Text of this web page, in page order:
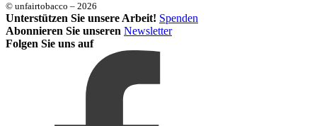
© unfairtobacco – 2026
Unterstützen Sie unsere Arbeit! Spenden
Abonnieren Sie unseren Newsletter
Folgen Sie uns auf